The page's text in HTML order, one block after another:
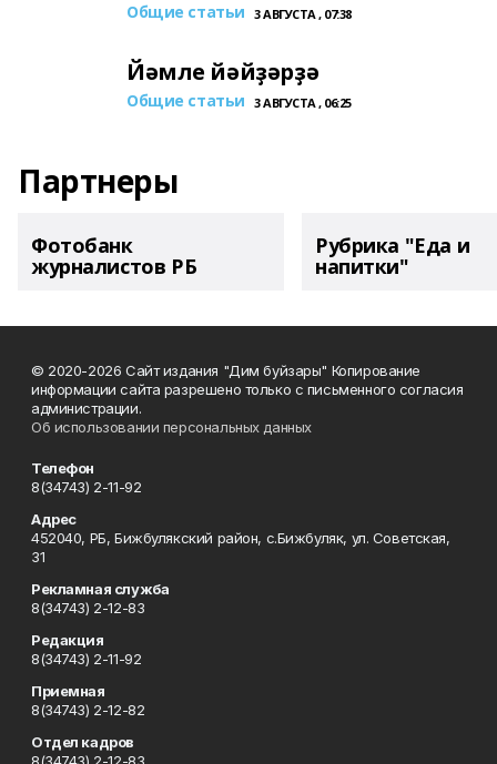
Общие статьи 3 АВГУСТА , 07:38
Йәмле йәйҙәрҙә
Общие статьи 3 АВГУСТА , 06:25
Партнеры
Фотобанк
журналистов РБ
Рубрика "Еда и
напитки"
© 2020-2026 Сайт издания "Дим буйзары" Копирование
информации сайта разрешено только с письменного согласия
администрации.
Об использовании персональных данных
Телефон
8(34743) 2-11-92
Адрес
452040, РБ, Бижбулякский район, с.Бижбуляк, ул. Советская,
31
Рекламная служба
8(34743) 2-12-83
Редакция
8(34743) 2-11-92
Приемная
8(34743) 2-12-82
Отдел кадров